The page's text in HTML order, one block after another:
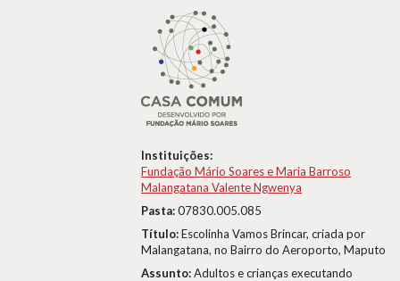
Instituições:
Fundação Mário Soares e Maria Barroso
Malangatana Valente Ngwenya
Pasta:07830.005.085
Título:Escolinha Vamos Brincar, criada por
Malangatana, no Bairro do Aeroporto, Maputo
Assunto:Adultos e crianças executando